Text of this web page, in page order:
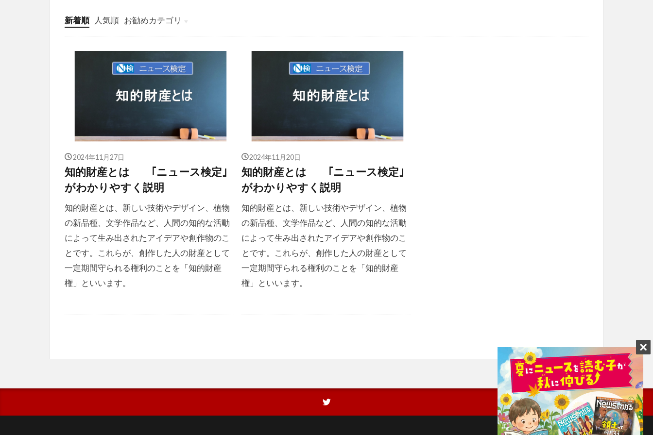
新着順 人気順 お勧めカテゴリ
投稿
学び
マンガ
電子書籍
2024年11月27日
知的財産とは ｢ニュース検定｣
がわかりやすく説明
知的財産とは、新しい技術やデザイン、植物
の新品種、文学作品など、人間の知的な活動
によって生み出されたアイデアや創作物のこ
とです。これらが、創作した人の財産として
一定期間守られる権利のことを「知的財産
権」といいます。
2024年11月20日
知的財産とは ｢ニュース検定｣
がわかりやすく説明
知的財産とは、新しい技術やデザイン、植物
の新品種、文学作品など、人間の知的な活動
によって生み出されたアイデアや創作物のこ
とです。これらが、創作した人の財産として
一定期間守られる権利のことを「知的財産
権」といいます。